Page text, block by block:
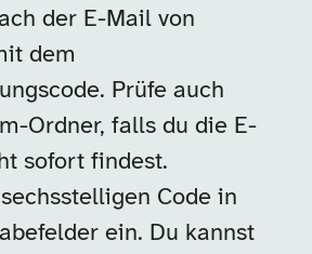
der E-Mail von
dem
Prüfe auch
Ordner, falls du die E-
sofort findest.
Code in
ein. Du kannst